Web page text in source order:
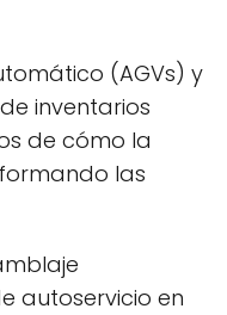
(AGVs) y
inventarios
de cómo la
las
autoservicio en